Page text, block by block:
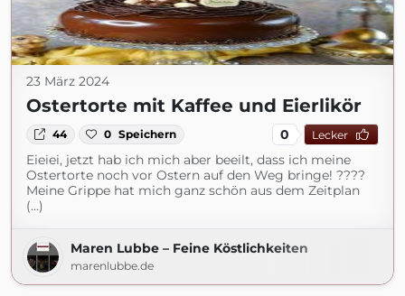
23 März 2024
Ostertorte mit Kaffee und Eierlikör
44 0 Speichern 0 Lecker
Eieiei, jetzt hab ich mich aber beeilt, dass ich meine
Ostertorte noch vor Ostern auf den Weg bringe! ????
Meine Grippe hat mich ganz schön aus dem Zeitplan
(...)
Maren Lubbe – Feine Köstlichkeiten
marenlubbe.de